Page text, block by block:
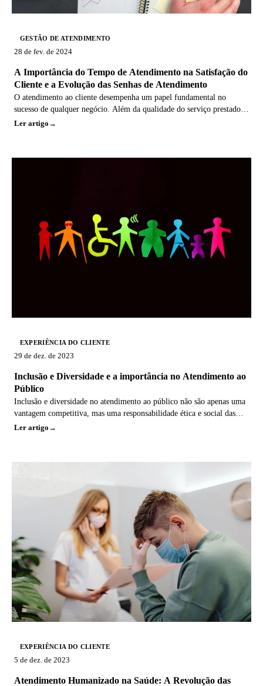
GESTÃO DE ATENDIMENTO
28 de fev. de 2024
A Importância do Tempo de Atendimento na Satisfação do
Cliente e a Evolução das Senhas de Atendimento
O atendimento ao cliente desempenha um papel fundamental no
sucesso de qualquer negócio. Além da qualidade do serviço prestado,
o tempo de atendimento é um
Ler artigo
EXPERIÊNCIA DO CLIENTE
29 de dez. de 2023
Inclusão e Diversidade e a importância no Atendimento ao
Público
Inclusão e diversidade no atendimento ao público não são apenas uma
vantagem competitiva, mas uma responsabilidade ética e social das
empresas.
Ler artigo
EXPERIÊNCIA DO CLIENTE
5 de dez. de 2023
Atendimento Humanizado na Saúde: A Revolução das